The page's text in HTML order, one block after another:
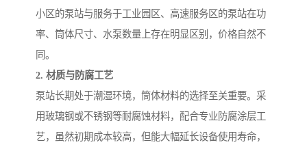
小区的泵站与服务于工业园区、高速服务区的泵站在功
率、筒体尺寸、水泵数量上存在明显区别，价格自然不
同。
2. 材质与防腐工艺
泵站长期处于潮湿环境，筒体材料的选择至关重要。采
用玻璃钢或不锈钢等耐腐蚀材料，配合专业防腐涂层工
艺，虽然初期成本较高，但能大幅延长设备使用寿命，
家
屠宰场一体化污水处设备
生产厂家
餐厨垃圾污水处理设备
洗车污水处理设备
熟食厂污水处理设备 美容院一体化污水处理设
备
汽车污水处理设备 你猜生活污水处理设备